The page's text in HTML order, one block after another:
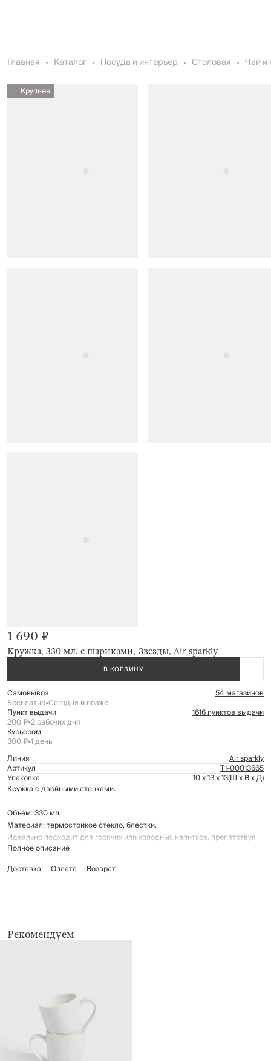
Главная Каталог Посуда и интерьер Столовая Чай и
Крупнее
Кружка, 330 мл, с шариками, Звезды, Air sparkly
1 690 ₽
В КОРЗИНУ
Самовывоз 54 магазинов
Бесплатно•Сегодня и позже
Пункт выдачи 1616 пунктов выдачи
200 ₽•2 рабочих дня
Курьером
300 ₽•1 день
Линия
Air sparkly
Артикул Т1-00013665
Упаковка 10 x 13 x 13(Ш x В x Д)
Кружка с двойными стенками.
Объем: 330 мл.
Материал: термостойкое стекло, блестки.
Идеально подходит для горячих или холодных напитков, препятствуя
их быстрому остыванию или нагреву.
Не использовать для ухода абразивные чистящие средства и жёсткие
стекла.
Полное описание
Доставка
Оплата Возврат
Рекомендуем